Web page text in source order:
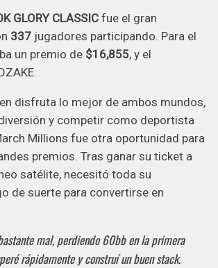
GLORY CLASSIC fue el gran
337 jugadores participando. Para el
un premio de $16,855, y el
disfruta lo mejor de ambos mundos,
y competir como deportista
Millions fue otra oportunidad para
premios. Tras ganar su ticket a
satélite, necesitó toda su
de suerte para convertirse en
mal, perdiendo 60bb en la primera
rápidamente y construí un buen stack.